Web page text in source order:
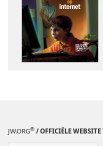
JW.ORG® / OFFICIËLE WEBSITE